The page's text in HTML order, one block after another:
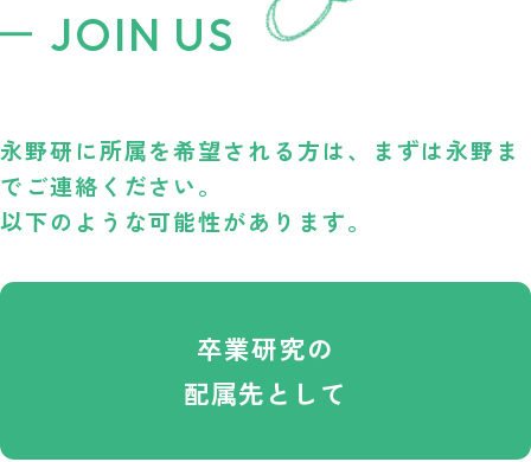
JOIN US
永野研に所属を希望される方は、まずは永野ま
でご連絡ください。
以下のような可能性があります。
卒業研究の
配属先として